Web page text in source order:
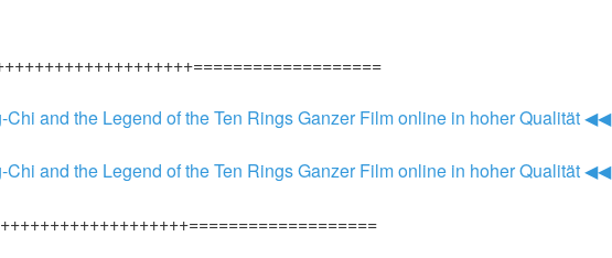
and the Legend of the Ten Rings Ganzer Film online in hoher Qualität ◀◀
and the Legend of the Ten Rings Ganzer Film online in hoher Qualität ◀◀